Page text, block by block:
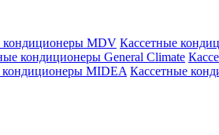
кондиционеры MDV Кассетные
кондиционеры General Climate
кондиционеры MIDEA Кассетные